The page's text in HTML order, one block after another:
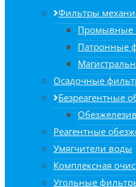
Фильтры
Промывные
Патронные
Осадочные
Безреагентные
Реагентные
Умягчители воды
Комплексная
Угольные